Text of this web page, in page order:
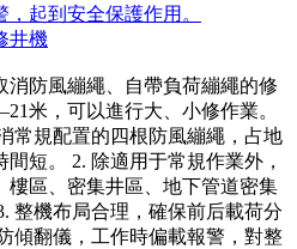
起到安全保護作用。
井機
消防風繃繩、自帶負荷繃繩的修
米，可以進行大、小修作業。
常規配置的四根防風繃繩，占地
短。 2. 除適用于常規作業外，
樓區、密集井區、地下管道密集
整機布局合理，確保前后載荷分
傾翻儀，工作時偏載報警，對整